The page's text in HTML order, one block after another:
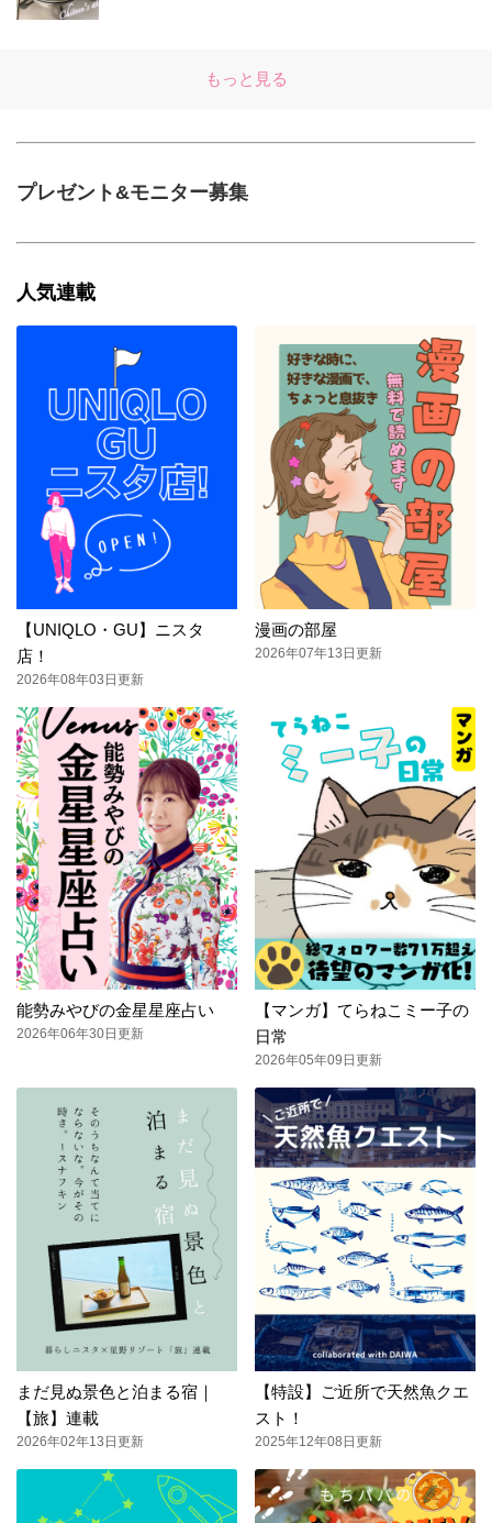
もっと見る
プレゼント&モニター募集
人気連載
【UNIQLO・GU】ニスタ
店！
2026年08年03日更新
漫画の部屋
2026年07年13日更新
能勢みやびの金星星座占い
2026年06年30日更新
【マンガ】てらねこミー子の
日常
2026年05年09日更新
まだ見ぬ景色と泊まる宿｜
【旅】連載
2026年02年13日更新
【特設】ご近所で天然魚クエ
スト！
2025年12年08日更新